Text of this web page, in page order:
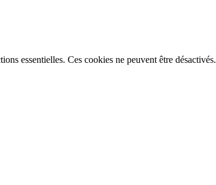
essentielles. Ces cookies ne peuvent être désactivés.